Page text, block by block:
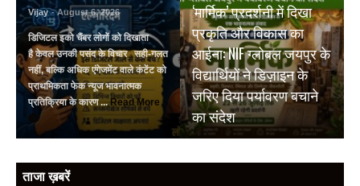
Vijay - August 6, 2026
डिजिटल इको चैंबर लोगों को दिखाता
है केवल उनकी पसंद के विचार सही-गलत
नहीं, बल्कि अधिक एंगेजमेंट वाले कंटेंट को
प्राथमिकता फेक न्यूज भावनात्मक
प्रतिक्रिया के कारण ... Read More
‘मार्मिक’ प्रदर्शनी में दिखा
प्रकृति और विकास का
आईना: NIF ग्लोबल जयपुर के
विद्यार्थियों ने डिज़ाइन के
जरिए दिया पर्यावरण बचाने
का संदेश
ताजा ख़बरें